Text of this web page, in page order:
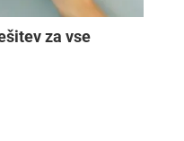
za vse